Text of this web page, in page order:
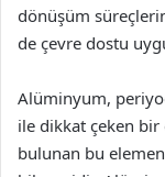
dönüşüm
de çevre dostu
Alüminyum,
ile dikkat çeken
bulunan bu